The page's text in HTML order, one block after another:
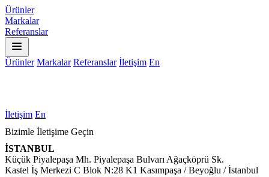
Ürünler
Markalar
Referanslar
Ürünler Markalar Referanslar İletişim En
İletişim En
Bizimle İletişime Geçin
İSTANBUL
Küçük Piyalepaşa Mh. Piyalepaşa Bulvarı Ağaçköprü Sk.
Kastel İş Merkezi C Blok N:28 K1 Kasımpaşa / Beyoğlu / İstanbul